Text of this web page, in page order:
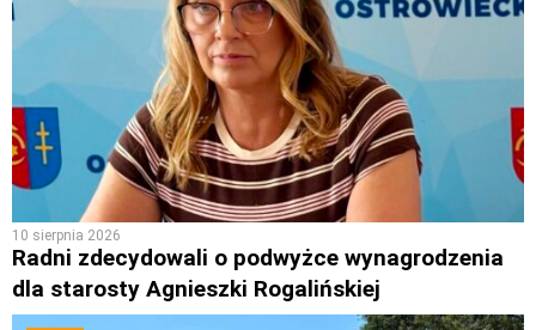
10 sierpnia 2026
Radni zdecydowali o podwyżce wynagrodzenia
dla starosty Agnieszki Rogalińskiej